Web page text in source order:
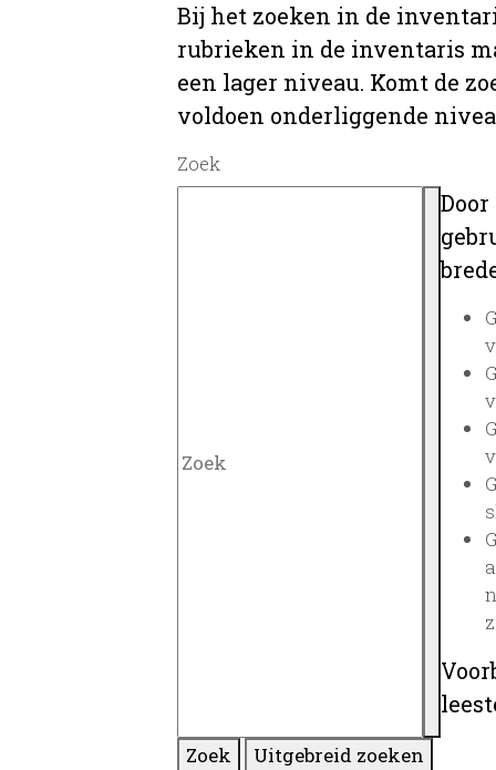
Bij het zoeken in de
rubrieken in de inventaris
een lager niveau. Komt de
voldoen onderliggende
Zoek
Zoek
Uitgebreid zoeken